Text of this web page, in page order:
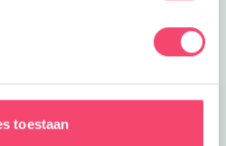
toestaan